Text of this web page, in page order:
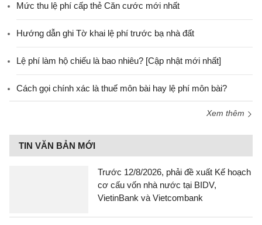
Mức thu lệ phí cấp thẻ Căn cước mới nhất
Hướng dẫn ghi Tờ khai lệ phí trước bạ nhà đất
Lệ phí làm hộ chiếu là bao nhiêu? [Cập nhật mới nhất]
Cách gọi chính xác là thuế môn bài hay lệ phí môn bài?
Xem thêm
TIN VĂN BẢN MỚI
Trước 12/8/2026, phải đề xuất Kế hoạch
cơ cấu vốn nhà nước tại BIDV,
VietinBank và Vietcombank